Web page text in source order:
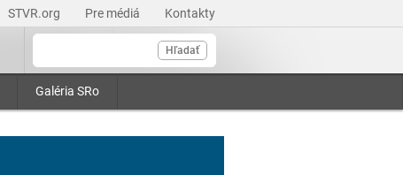
STVR.org Pre médiá Kontakty
Hľadať
Galéria SRo